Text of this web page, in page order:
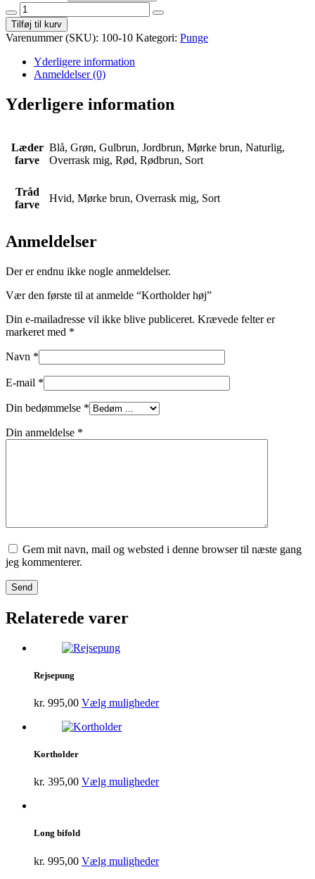
Kortholder
høj
antal
Tilføj til kurv
Varenummer (SKU): 100-10 Kategori: Punge
Yderligere information
Anmeldelser (0)
Yderligere information
Læder
farve
Blå, Grøn, Gulbrun, Jordbrun, Mørke brun, Naturlig,
Overrask mig, Rød, Rødbrun, Sort
Tråd
farve
Hvid, Mørke brun, Overrask mig, Sort
Anmeldelser
Der er endnu ikke nogle anmeldelser.
Vær den første til at anmelde “Kortholder høj”
Din e-mailadresse vil ikke blive publiceret. Krævede felter er
markeret med *
Navn *
E-mail *
Din bedømmelse *
Din anmeldelse *
Gem mit navn, mail og websted i denne browser til næste gang
jeg kommenterer.
Relaterede varer
Rejsepung
kr. 995,00 Vælg muligheder
Kortholder
kr. 395,00 Vælg muligheder
Long bifold
kr. 995,00 Vælg muligheder